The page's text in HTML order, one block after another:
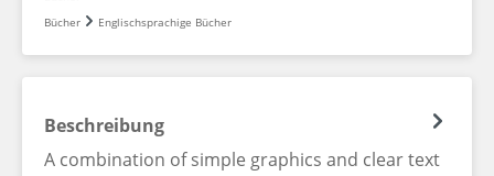
Bücher
Englischsprachige Bücher
Beschreibung
A combination of simple graphics and clear text